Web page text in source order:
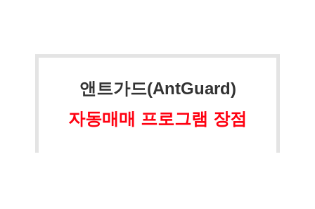
앤트가드(AntGuard)
자동매매 프로그램 장점